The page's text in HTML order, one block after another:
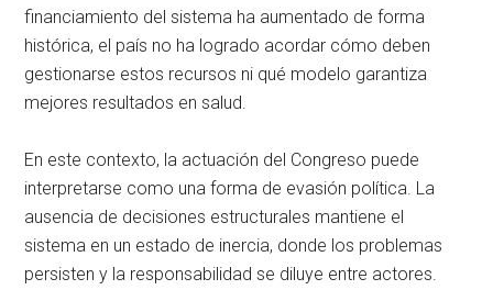
financiamiento del sistema ha aumentado de forma
histórica, el país no ha logrado acordar cómo deben
gestionarse estos recursos ni qué modelo garantiza
mejores resultados en salud.
En este contexto, la actuación del Congreso puede
interpretarse como una forma de evasión política. La
ausencia de decisiones estructurales mantiene el
sistema en un estado de inercia, donde los problemas
persisten y la responsabilidad se diluye entre actores.